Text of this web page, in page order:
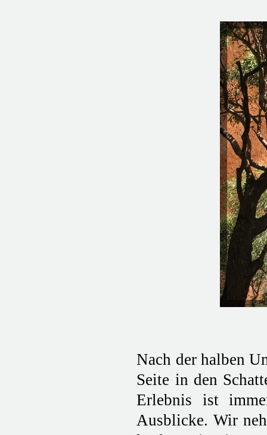
Nach der halben
Seite in den
Erlebnis ist
Ausblicke. Wir